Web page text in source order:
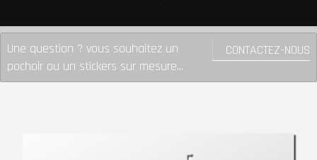
CONTACTEZ-NOUS
Une question ? vous souhaitez un
pochoir ou un stickers sur mesure...